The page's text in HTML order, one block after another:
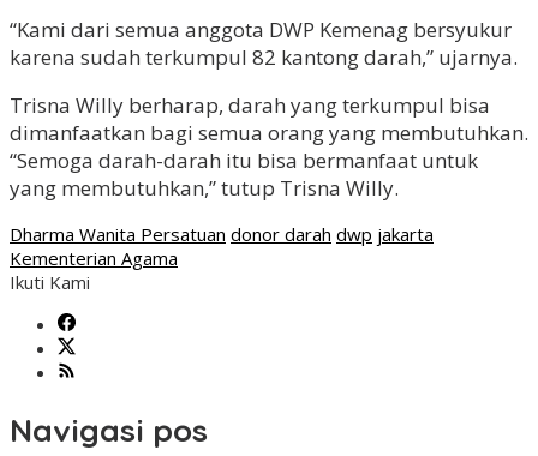
“Kami dari semua anggota DWP Kemenag bersyukur
karena sudah terkumpul 82 kantong darah,” ujarnya.
Trisna Willy berharap, darah yang terkumpul bisa
dimanfaatkan bagi semua orang yang membutuhkan.
“Semoga darah-darah itu bisa bermanfaat untuk
yang membutuhkan,” tutup Trisna Willy.
Dharma Wanita Persatuan donor darah dwp jakarta
Kementerian Agama
Ikuti Kami
Navigasi pos